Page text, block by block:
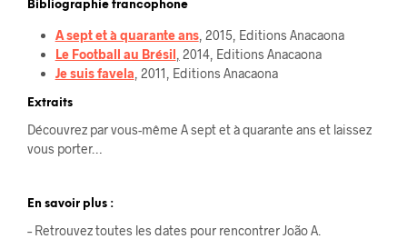
Bibliographie francophone
A sept et à quarante ans, 2015, Editions Anacaona
Le Football au Brésil 2014, Editions Anacaona
Je suis favela , 2011, Editions Anacaona
Extraits
Découvrez par vous-même A sept et à quarante ans et laissez
vous porter…
En savoir plus :
– Retrouvez toutes les dates pour rencontrer João A.